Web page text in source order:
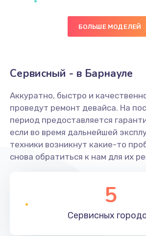
БОЛЬШЕ МОДЕЛЕЙ
Сервисный - в Барнауле
Аккуратно, быстро и
проведут ремонт девайса. На
период предоставляется
если во время дальнейшей
техники возникнут какие-то
снова обратиться к нам для их
5
Сервисных